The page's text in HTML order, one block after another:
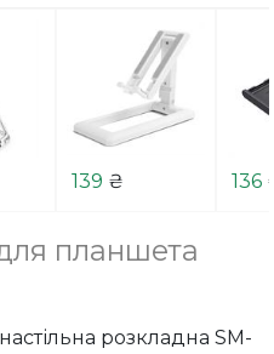
139 ₴ 136
планшета
розкладна SM-